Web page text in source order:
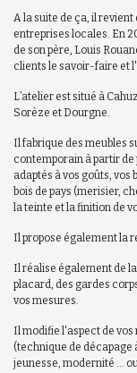
A la suite de ça, il
entreprises locales. En
de son père, Louis
clients le savoir-faire et
L’atelier est situé à
Sorèze et Dourgne.
Il fabrique des meubles
contemporain à partir
adaptés à vos goûts, vos
bois de pays (merisier,
la teinte et la finition de
Il propose également la
Il réalise également de
placard, des gardes
vos mesures.
Il modifie l'aspect de
(technique de décapage
jeunesse, modernité ...